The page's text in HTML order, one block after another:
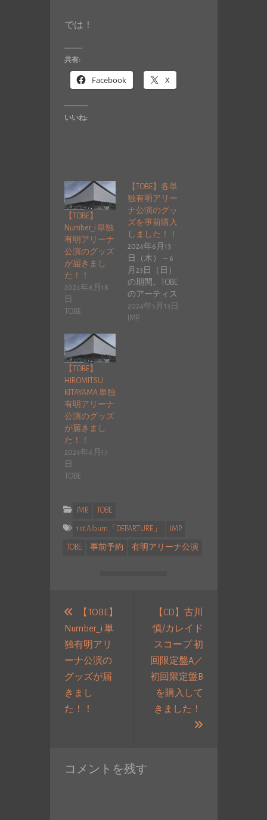
では！
共有:
Facebook X
いいね:
【TOBE】
Number_i 単独
有明アリーナ
公演のグッズ
が届きまし
た！！
2024年6月18
日
TOBE
【TOBE】各単
独有明アリー
ナ公演のグッ
ズを事前購入
しました！！
2024年6月13
日（木）～6
月23日（日）
の期間。TOBE
のアーティス
トがそれぞ
れ、有明アリ
2024年5月13日
IMP.
【TOBE】
HIROMITSU
KITAYAMA 単独
有明アリーナ
公演のグッズ
が届きまし
た！！
2024年6月17
日
TOBE
IMP. TOBE
1st Album「DEPARTURE」 IMP.
TOBE 事前予約 有明アリーナ公演
【TOBE】
Number_i 単
独有明アリ
ーナ公演の
グッズが届
きまし
た！！
稿:
【CD】古川
慎/カレイド
スコープ 初
回限定盤A／
初回限定盤B
を購入して
きました！
次
コメントを残す